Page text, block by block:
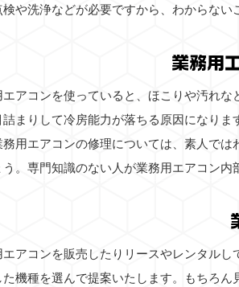
検や洗浄などが必要ですから、わからな
業務用
エアコンを使っていると、ほこりや汚れ
詰まりして冷房能力が落ちる原因になり
務用エアコンの修理については、素人で
う。専門知識のない人が業務用エアコン
エアコンを販売したりリースやレンタル
た機種を選んで提案いたします。もちろ